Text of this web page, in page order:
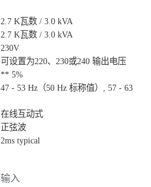
2.7 K瓦数 / 3.0 kVA
2.7 K瓦数 / 3.0 kVA
230V
可设置为220、230或240 输出电压
** 5%
47 - 53 Hz（50 Hz 标称值）, 57 - 63
在线互动式
正弦波
2ms typical
输入